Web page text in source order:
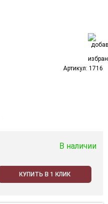
Артикул: 1716
В наличии
КУПИТЬ В 1 КЛИК